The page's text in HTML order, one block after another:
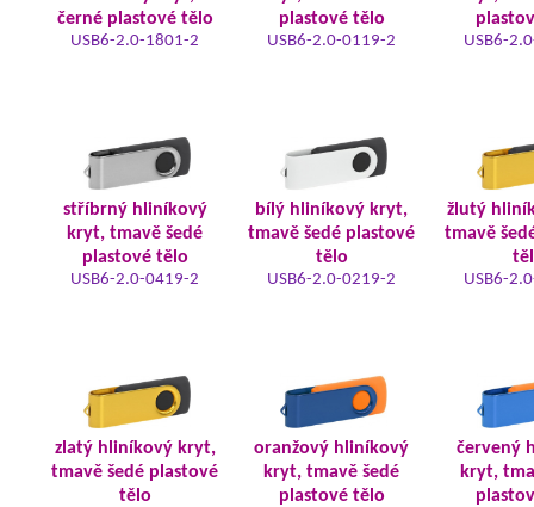
černé plastové tělo
USB6-2.0-1801-2
plastové tělo
USB6-2.0-0119-2 USB6-
stříbrný hliníkový
kryt, tmavě šedé
plastové tělo
USB6-2.0-0419-2
bílý hliníkový kryt,
tmavě šedé plastové
tělo
USB6-2.0-0219-2
žlutý
tmavě
USB6-
zlatý hliníkový kryt,
tmavě šedé plastové
tělo
oranžový hliníkový
kryt, tmavě šedé
plastové tělo
červený
kryt,